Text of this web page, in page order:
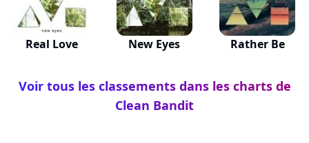
Real Love New Eyes Rather Be
Voir tous les classements dans les charts de
Clean Bandit